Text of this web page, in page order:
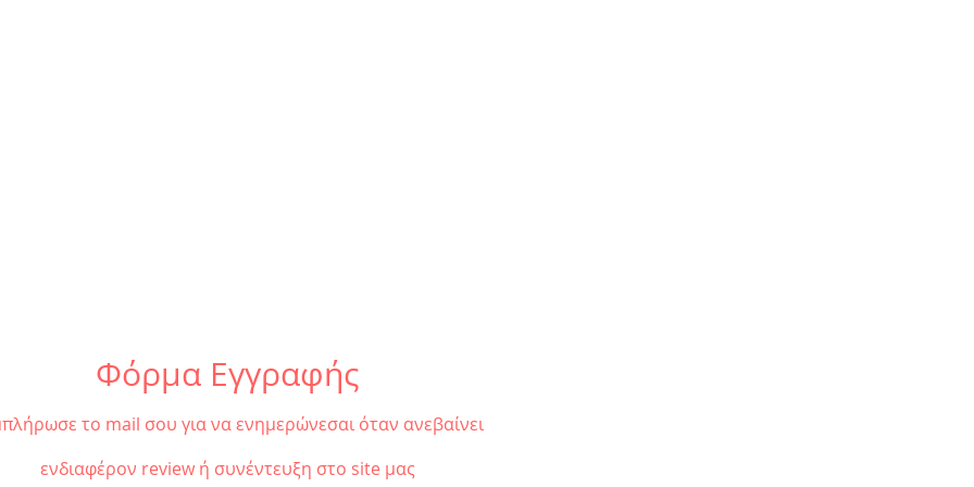
Φόρμα Εγγραφής
το mail σου για να ενημερώνεσαι όταν ανεβαίνει
ενδιαφέρον review ή συνέντευξη στο site μας